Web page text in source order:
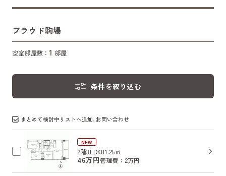
プラウド駒場
空室部屋数：1 部屋
条件を絞り込む
まとめて検討中リストへ追加､お問い合わせ
NEW
2階3LDK81.25㎡
46万円管理費：2万円